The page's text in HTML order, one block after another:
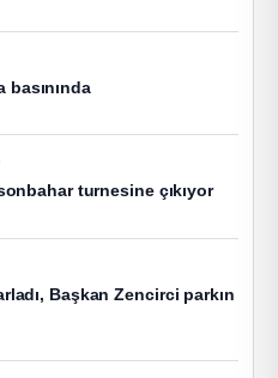
basınında
sonbahar turnesine çıkıyor
Başkan Zencirci parkın